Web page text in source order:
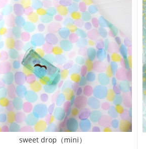
sweet drop（mini）